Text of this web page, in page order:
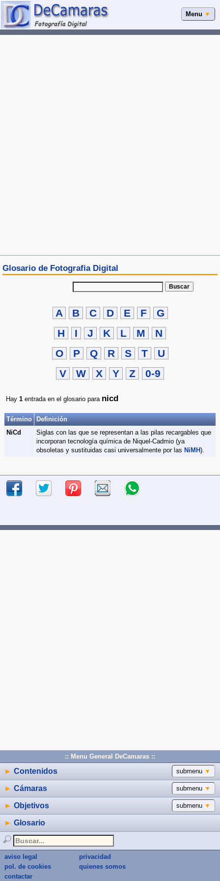
Menu ▼
Glosario de Fotografia Digital
Buscar
A B C D E F
G
H
I J K L M
N
O
P Q R S T
U
V
W X Y Z 0-9
Hay 1 entrada en el glosario para nicd
Término Definición
NiCd
Siglas con las que se representan a las pilas recargables que
incorporan tecnología química de Niquel-Cadmio (ya
obsoletas y sustituidas casi universalmente por las NiMH).
:: Menu General DeCamaras ::
submenu ▼
► Contenidos
submenu ▼
► Cámaras
submenu ▼
► Objetivos
► Glosario
aviso legal
privacidad
pol. de cookies
quienes somos
contactar